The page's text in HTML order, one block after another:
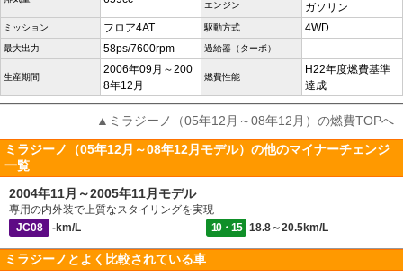
エンジン
ガソリン
ミッション フロア4AT 駆動方式 4WD
最大出力 58ps/7600rpm 過給器（ターボ） -
生産期間
2006年09月～200
8年12月
燃費性能
H22年度燃費基準
達成
▲ミラジーノ（05年12月～08年12月）の燃費TOPへ
ミラジーノ（05年12月～08年12月モデル）の他のマイナーチェンジ
一覧
2004年11月～2005年11月モデル
専用の内外装で上質なスタイリングを実現
JC08
-km/L 10・15 18.8～20.5km/L
ミラジーノとよく比較されている車